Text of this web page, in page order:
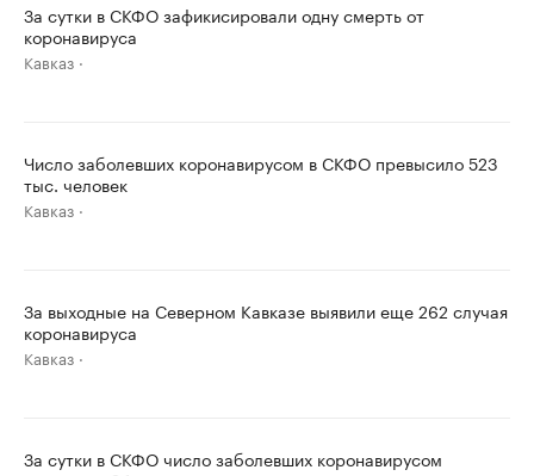
За сутки в СКФО зафикисировали одну смерть от
коронавируса
Кавказ
Число заболевших коронавирусом в СКФО превысило 523
тыс. человек
Кавказ
За выходные на Северном Кавказе выявили еще 262 случая
коронавируса
Кавказ
За сутки в СКФО число заболевших коронавирусом